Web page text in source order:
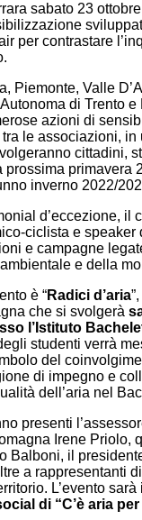
sabato 23 ottobre
per contrastare
Piemonte, Valle
di Trento
azioni di
le associazioni, in
cittadini,
prossima primavera
inverno 2022/
d’eccezione, il
ciclista e
e campagne
e della
è “Radici d’aria”,
che si svolgerà
l’Istituto
studenti verrà
del
di impegno e
dell’aria nel
presenti
Irene Priolo,
Balboni, il
a rappresentanti
L’evento
di “C’è aria per